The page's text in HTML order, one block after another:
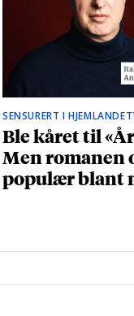
SENSURERT I
Ble kåret til
Men romanen
populær blant